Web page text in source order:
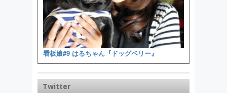
看板娘#9 はるちゃん『ドッグベリー』
Twitter